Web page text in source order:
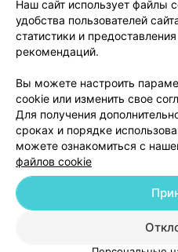
Пользовательское
Вакансии
Написать
Персональные
Обработка
© 2026 ООО «Артокс Лаб», УНП
г. Минск, улица
Наш сайт использует файлы
удобства пользователей
статистики и
рекомендаций.
Вы можете настроить
cookie или изменить свое
Для получения
сроках и порядке
можете ознакомиться с
файлов cookie